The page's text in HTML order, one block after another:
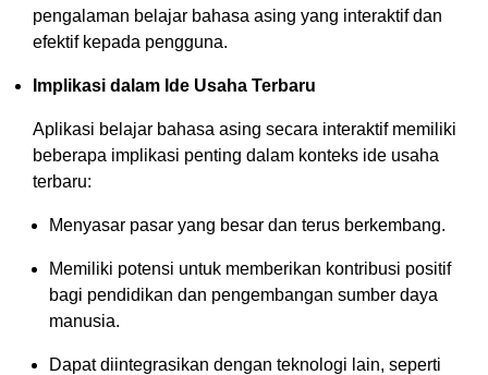
pengalaman belajar bahasa asing yang interaktif dan
efektif kepada pengguna.
Implikasi dalam Ide Usaha Terbaru
Aplikasi belajar bahasa asing secara interaktif memiliki
beberapa implikasi penting dalam konteks ide usaha
terbaru:
Menyasar pasar yang besar dan terus berkembang.
Memiliki potensi untuk memberikan kontribusi positif
bagi pendidikan dan pengembangan sumber daya
manusia.
Dapat diintegrasikan dengan teknologi lain, seperti